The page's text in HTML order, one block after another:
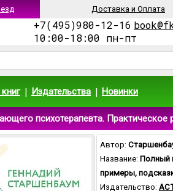
Доставка и Оплата
+7(495)980-12-16
10:00-18:00 пн-пт
| Издательства | Новинки
психотерапевта.
Автор:
Название: Полный
примеры,
Издательство: